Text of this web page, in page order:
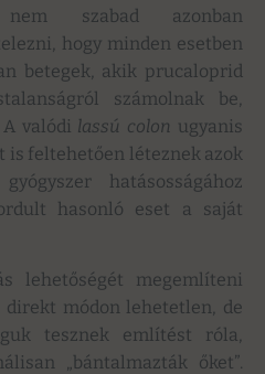
szabad azonban
hogy minden esetben
betegek, akik prucaloprid
számolnak be,
valódi lassú colon ugyanis
is feltehetően léteznek azok
hatásosságához
hasonló eset a saját
lehetőségét megemlíteni
direkt módon lehetetlen, de
tesznek említést róla,
„bántalmazták őket”.